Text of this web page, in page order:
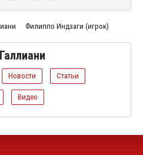
Филиппо Индзаги (игрок)
Новости Статьи
Видео